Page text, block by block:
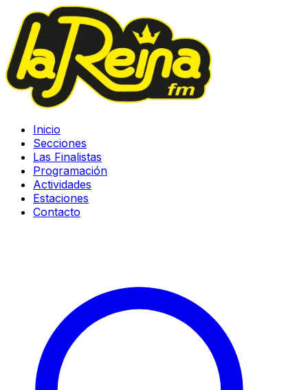
Inicio
Secciones
Las Finalistas
Programación
Actividades
Estaciones
Contacto